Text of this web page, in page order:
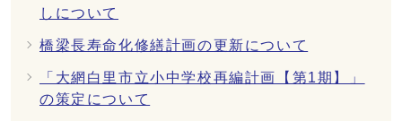
しについて
橋梁長寿命化修繕計画の更新について
「大網白里市立小中学校再編計画【第1期】」
の策定について